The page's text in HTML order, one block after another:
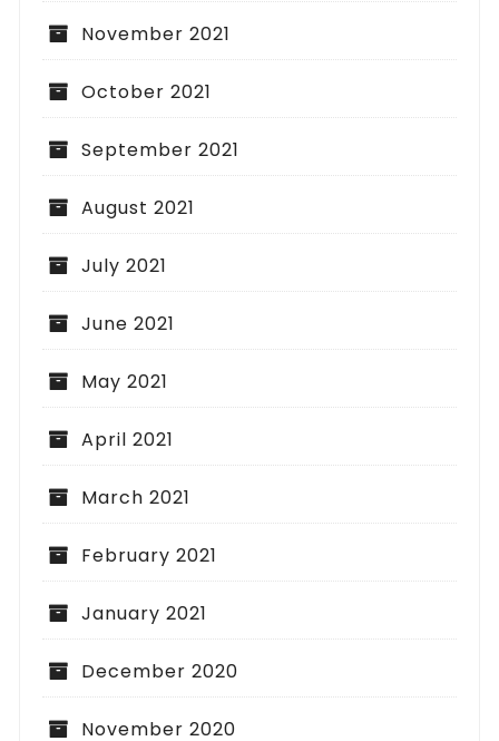
November 2021
October 2021
September 2021
August 2021
July 2021
June 2021
May 2021
April 2021
March 2021
February 2021
January 2021
December 2020
November 2020